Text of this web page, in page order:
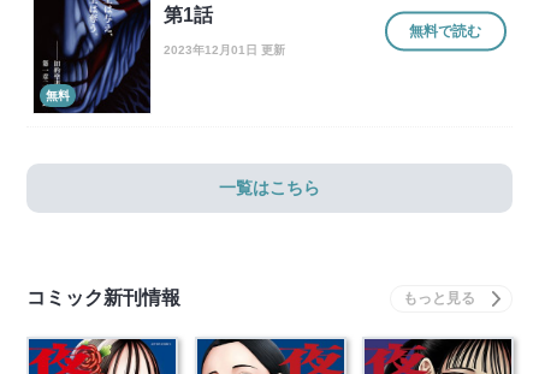
無料
第1話
2023年12月01日 更新
無料で読む
一覧はこちら
コミック新刊情報